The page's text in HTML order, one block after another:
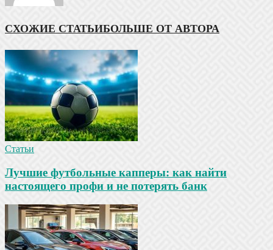
СХОЖИЕ СТАТЬИБОЛЬШЕ ОТ АВТОРА
Статьи
Лучшие футбольные капперы: как найти
настоящего профи и не потерять банк